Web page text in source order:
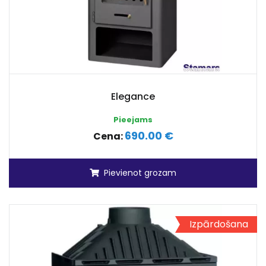
Elegance
Pieejams
Cena:690.00 €
Pievienot grozam
Izpārdošana